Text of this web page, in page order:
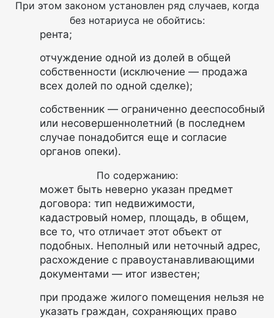
При этом законом установлен ряд случаев, когда
без нотариуса не обойтись:
рента;
отчуждение одной из долей в общей
собственности (исключение — продажа
всех долей по одной сделке);
собственник — ограниченно дееспособный
или несовершеннолетний (в последнем
случае понадобится еще и согласие
органов опеки).
По содержанию:
может быть неверно указан предмет
договора: тип недвижимости,
кадастровый номер, площадь, в общем,
все то, что отличает этот объект от
подобных. Неполный или неточный адрес,
расхождение с правоустанавливающими
документами — итог известен;
при продаже жилого помещения нельзя не
указать граждан, сохраняющих право